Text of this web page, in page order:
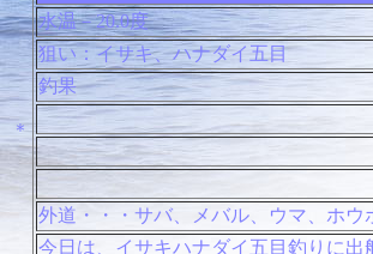
＊
水温－20.0度
狙い：イサキ、ハナダイ五目
釣果
外道・・・サバ、メバル、ウマ、ホウ
今日は、イサキハナダイ五目釣りに